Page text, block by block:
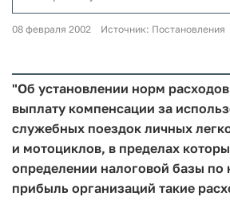
08 февраля 2002 Источник: Постановления
"Об установлении норм
выплату компенсации за
служебных поездок личных
и мотоциклов, в пределах
определении налоговой базы по
прибыль организаций такие